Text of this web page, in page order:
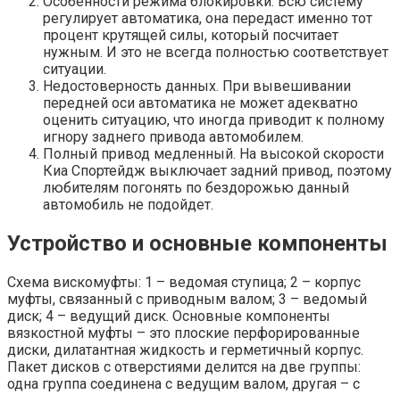
регулирует автоматика, она передаст именно тот
процент крутящей силы, который посчитает
нужным. И это не всегда полностью соответствует
ситуации.
Недостоверность данных. При вывешивании
передней оси автоматика не может адекватно
оценить ситуацию, что иногда приводит к полному
игнору заднего привода автомобилем.
Полный привод медленный. На высокой скорости
Киа Спортейдж выключает задний привод, поэтому
любителям погонять по бездорожью данный
автомобиль не подойдет.
Устройство и основные компоненты
Схема вискомуфты: 1 – ведомая ступица; 2 – корпус
муфты, связанный с приводным валом; 3 – ведомый
диск; 4 – ведущий диск. Основные компоненты
вязкостной муфты – это плоские перфорированные
диски, дилатантная жидкость и герметичный корпус.
Пакет дисков с отверстиями делится на две группы:
одна группа соединена с ведущим валом, другая – с